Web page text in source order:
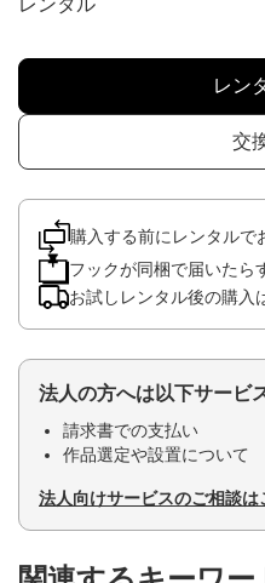
レン
交
購入する前にレンタルで
フックが同梱で届いたら
お試しレンタル後の購入
法人の方へは以下サービ
請求書での支払い
作品選定や設置について
法人向けサービスのご相談は